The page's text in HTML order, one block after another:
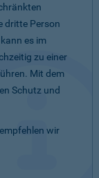
dritte Person
es im
zu einer
Mit dem
Schutz und
wir